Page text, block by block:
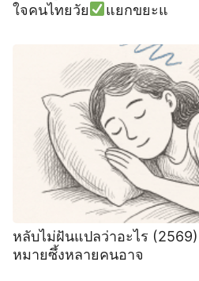
ใจคนไทยวัย
แยกขยะแ
หลับไม่ฝันแปลว่าอะไร
หมายซึ้งหลายคนอาจ